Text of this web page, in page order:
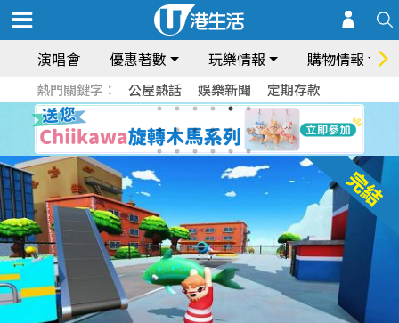
演唱會 優惠著數 玩樂情報 購物情報
熱門關鍵字： 公屋熱話 娛樂新聞 定期存款